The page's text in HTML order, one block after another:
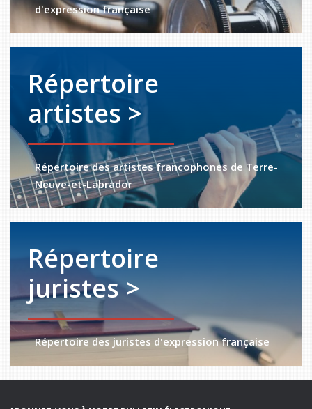
d'expression française
Répertoire
artistes >
Répertoire des artistes francophones de Terre-
Neuve-et-Labrador
Répertoire
juristes >
Répertoire des juristes d'expression française